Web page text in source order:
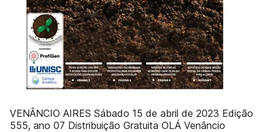
VENÂNCIO AIRES Sábado 15 de abril de 2023 Edição
555, ano 07 Distribuição Gratuita OLÁ Venâncio